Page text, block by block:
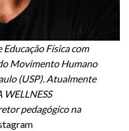
Física com
Movimento Humano
(USP). Atualmente
pedagógico na